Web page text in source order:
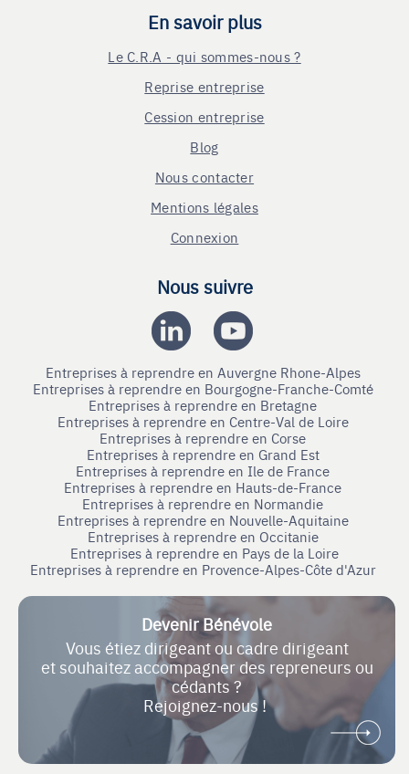
En savoir plus
Le C.R.A - qui sommes-nous ?
Reprise entreprise
Cession entreprise
Blog
Nous contacter
Mentions légales
Connexion
Nous suivre
Entreprises à reprendre en Auvergne Rhone-Alpes
Entreprises à reprendre en Bourgogne-Franche-Comté
Entreprises à reprendre en Bretagne
Entreprises à reprendre en Centre-Val de Loire
Entreprises à reprendre en Corse
Entreprises à reprendre en Grand Est
Entreprises à reprendre en Ile de France
Entreprises à reprendre en Hauts-de-France
Entreprises à reprendre en Normandie
Entreprises à reprendre en Nouvelle-Aquitaine
Entreprises à reprendre en Occitanie
Entreprises à reprendre en Pays de la Loire
Entreprises à reprendre en Provence-Alpes-Côte d'Azur
Devenir Bénévole
Vous étiez dirigeant ou cadre dirigeant
et souhaitez accompagner des repreneurs ou
cédants ?
Rejoignez-nous !